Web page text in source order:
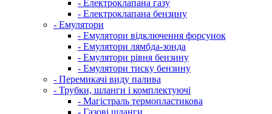
- Електроклапана газу
- Електроклапана бензину
- Емулятори
- Емулятори відключення форсунок
- Емулятори лямбда-зонда
- Емулятори рівня бензину
- Емулятори тиску бензину
- Перемикачі виду палива
- Трубки, шланги і комплектуючі
- Магістраль термопластикова
- Газові шланги